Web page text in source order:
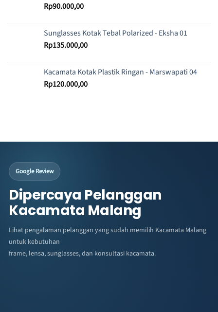
Rp90.000,00
Sunglasses Kotak Tebal Polarized - Eksha 01
Rp135.000,00
Kacamata Kotak Plastik Ringan - Marswapati 04
Rp120.000,00
Google Review
Dipercaya Pelanggan
Kacamata Malang
Lihat pengalaman pelanggan yang sudah memilih Kacamata Malang
untuk kebutuhan
frame, lensa, sunglasses, dan konsultasi kacamata.